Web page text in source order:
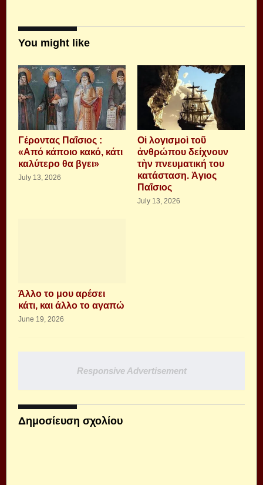
You might like
Γέροντας Παΐσιος :
«Από κάποιο κακό, κάτι
καλύτερο θα βγει»
July 13, 2026
Οἱ λογισμοὶ τοῦ
ἀνθρώπου δείχνουν
τὴν πνευματική του
κατάσταση. Ἁγιος
Παΐσιος
July 13, 2026
Άλλο το μου αρέσει
κάτι, και άλλο το αγαπώ
June 19, 2026
Responsive Advertisement
Δημοσίευση σχολίου